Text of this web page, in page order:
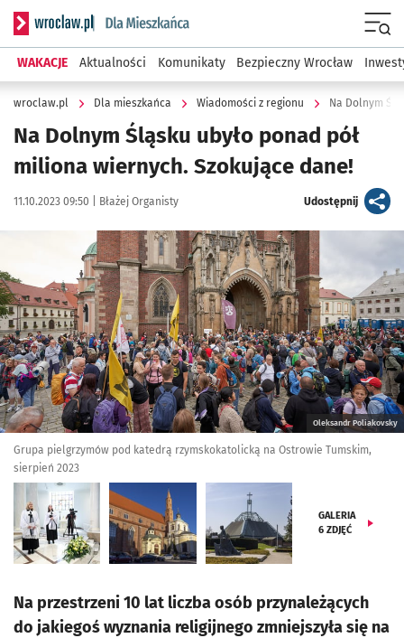
Serwis informacyjny wroclaw.pl podserwis: Dla mieszkańca
WAKACJE Aktualności Komunikaty Bezpieczny Wrocław
wroclaw.pl Dla mieszkańca Wiadomości z regionu Na Dolnym
Na Dolnym Śląsku ubyło ponad pół
miliona wiernych. Szokujące dane!
Data publikacji:
11.10.2023 09:50 | Autor:
Błażej Organisty Udostępnijartykuł
Kliknij, aby zobaczyć galerię
Oleksandr Poliakovsky
Grupa pielgrzymów pod katedrą rzymskokatolicką na Ostrowie Tumskim,
sierpień 2023
GALERIA
6 ZDJĘĆ
Na przestrzeni 10 lat liczba osób przynależących
do jakiegoś wyznania religijnego zmniejszyła się na